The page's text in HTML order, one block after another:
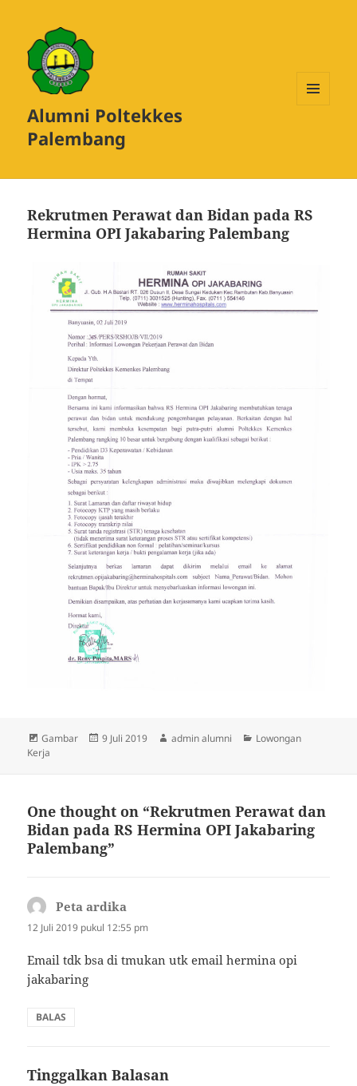
Alumni Poltekkes
Palembang
Rekrutmen Perawat dan Bidan pada RS
Hermina OPI Jakabaring Palembang
Format
Gambar
Diposkan
9 Juli 2019 Penulis
admin alumni Kategori
Lowongan
Kerja
One thought on “Rekrutmen Perawat dan
Bidan pada RS Hermina OPI Jakabaring
Palembang”
Peta ardika
12 Juli 2019 pukul 12:55 pm
Email tdk bsa di tmukan utk email hermina opi
jakabaring
BALAS
Tinggalkan Balasan